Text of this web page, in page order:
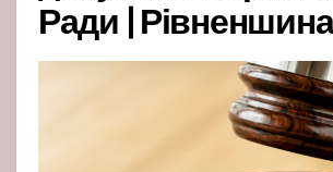
Ради | Рівненшина